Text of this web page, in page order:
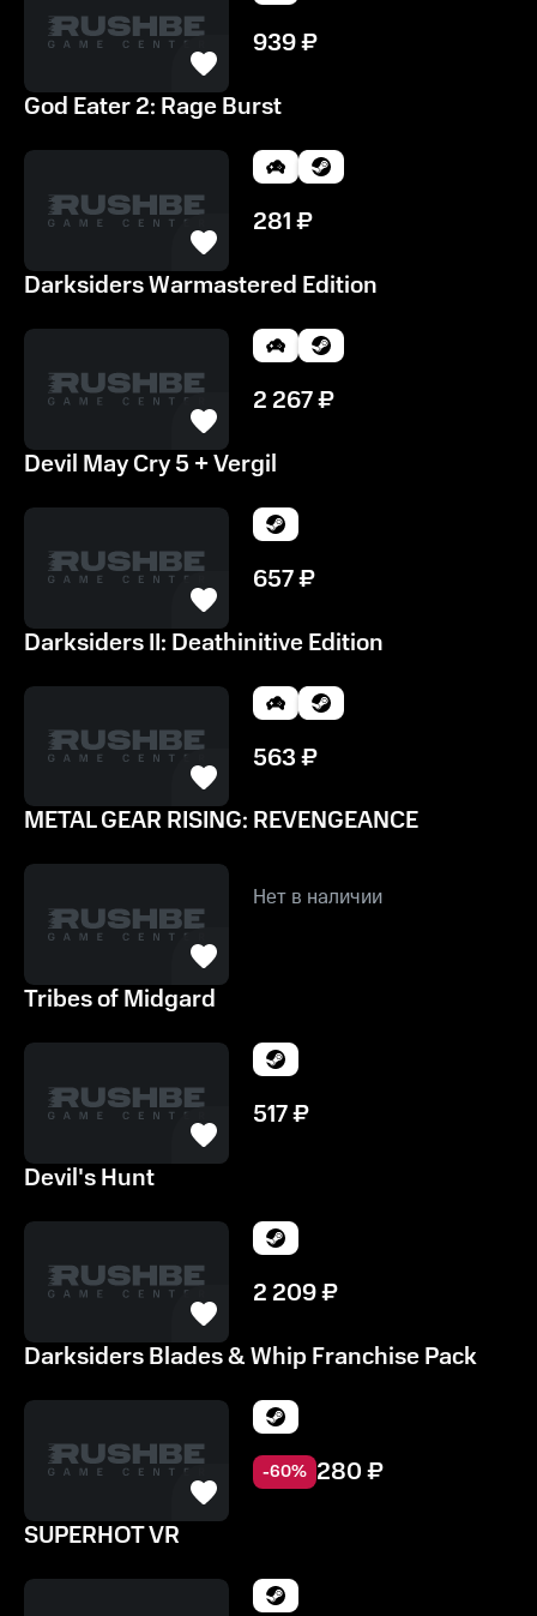
939₽
God Eater 2: Rage Burst
281₽
Darksiders Warmastered Edition
2 267₽
Devil May Cry 5 + Vergil
657₽
Darksiders II: Deathinitive Edition
563₽
METAL GEAR RISING: REVENGEANCE
Нет в наличии
Tribes of Midgard
517₽
Devil's Hunt
2 209₽
Darksiders Blades & Whip Franchise Pack
-60% 280₽
SUPERHOT VR